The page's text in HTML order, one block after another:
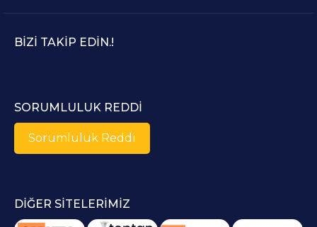
BIZI TAKIP EDIN.!
SORUMLULUK REDDI
Sorumluluk Reddi
DIĞER SITELERIMIZ